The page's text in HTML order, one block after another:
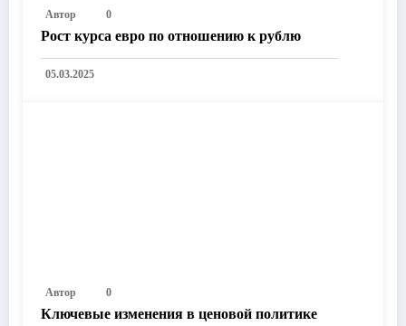
Автор 0
Рост курса евро по отношению к рублю
05.03.2025
Автор 0
Ключевые изменения в ценовой политике